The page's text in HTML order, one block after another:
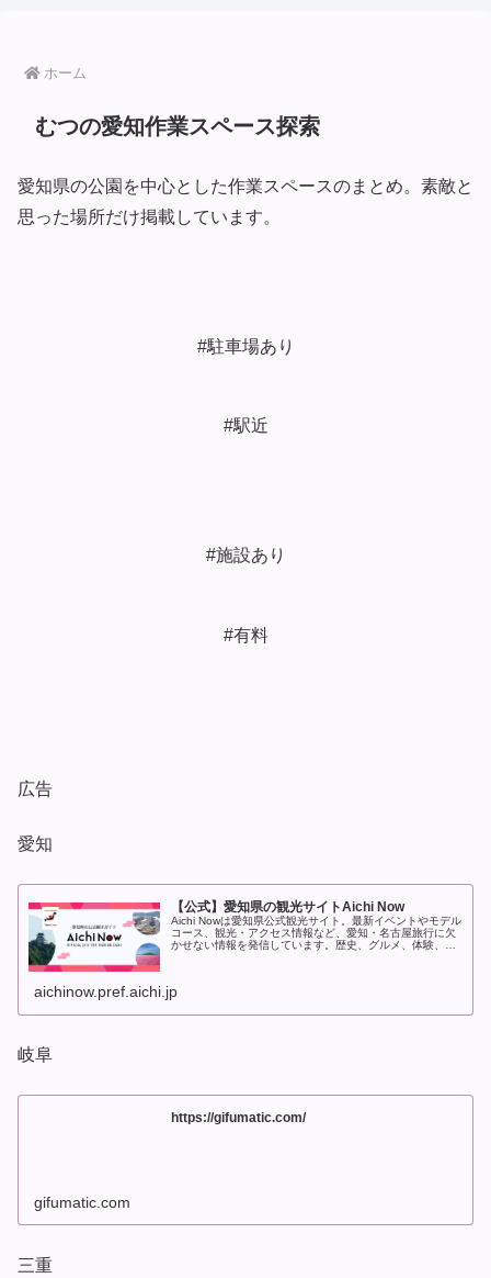
ホーム
むつの愛知作業スペース探索
愛知県の公園を中心とした作業スペースのまとめ。素敵と
思った場所だけ掲載しています。
#駐車場あり
#駅近
#施設あり
#有料
広告
愛知
【公式】愛知県の観光サイトAichi Now
Aichi Nowは愛知県公式観光サイト。最新イベントやモデル
コース、観光・アクセス情報など、愛知・名古屋旅行に欠
かせない情報を発信しています。歴史、グルメ、体験、季
aichinow.pref.aichi.jp
岐阜
https://gifumatic.com/
gifumatic.com
三重